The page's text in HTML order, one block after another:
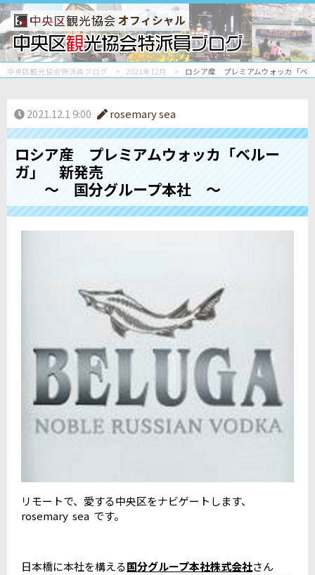
オフィシャル
中央区観光協会特派員ブログ 2021年12月 ロシア産 プレミアムウォッカ
2021.12.1 9:00 rosemary sea
ロシア産 プレミアムウォッカ「ベルー
ガ」 新発売
～ 国分グループ本社 ～
リモートで、愛する中央区をナビゲートします、
rosemary sea です。
日本橋に本社を構える国分グループ本社株式会社さん